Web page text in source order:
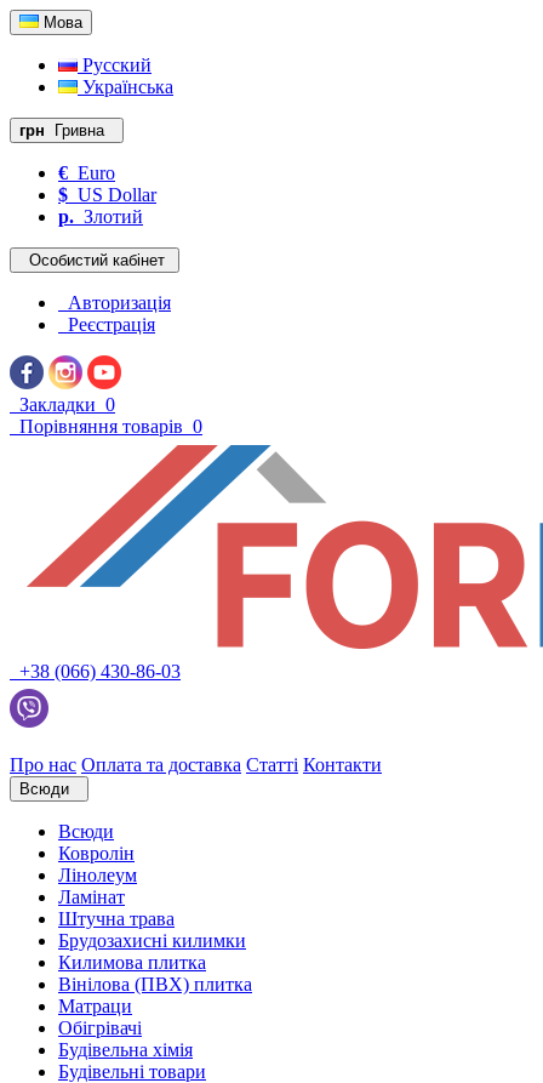
Мова
Русский
Українська
грн Гривна
€ Euro
$ US Dollar
р. Злотий
Особистий кабінет
Авторизація
Реєстрація
Закладки 0
Порівняння товарів 0
+38 (066) 430-86-03
Про нас Оплата та доставка Статті Контакти
Всюди
Всюди
Ковролін
Лінолеум
Ламінат
Штучна трава
Брудозахисні килимки
Килимова плитка
Вінілова (ПВХ) плитка
Матраци
Обігрівачі
Будівельна хімія
Будівельні товари